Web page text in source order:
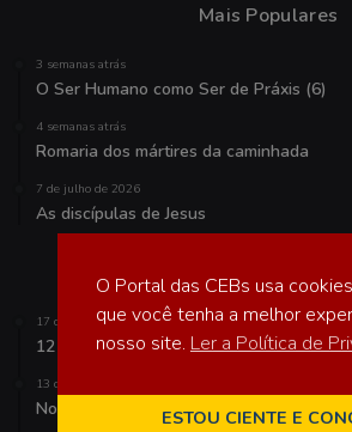
Mais Populares
3 semanas atrás
O Ser Humano como Ser de Práxis (6)
4 semanas atrás
Romaria dos mártires da caminhada
7 de julho de 2026
As discípulas de Jesus
Veja também
17 de março de 2025
12 anos de Francisco
13 de agosto de 2018
Novos caminhos para uma Igreja com
O Portal das CEBs usa
que você tenha a melhor
nosso site. Ler a Política de
ESTOU CIENTE E